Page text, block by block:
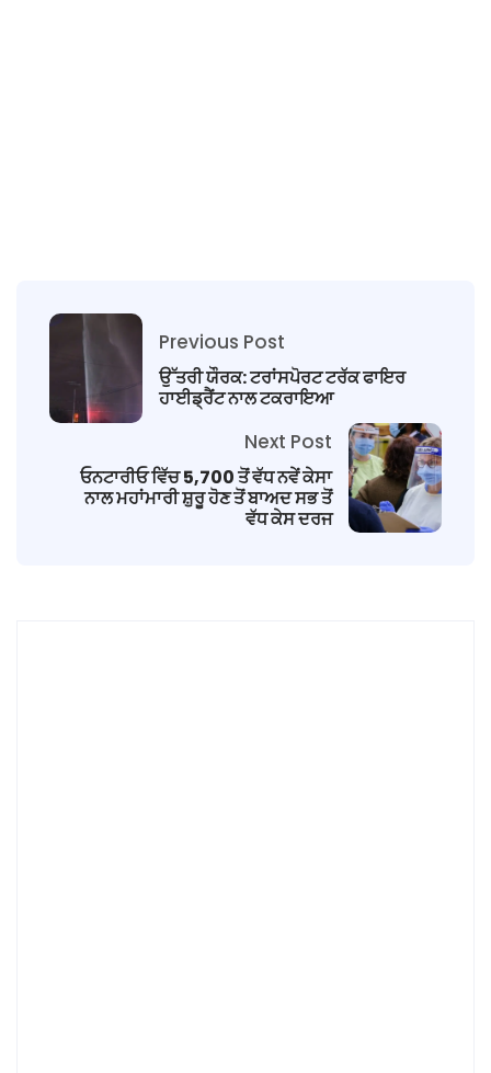
Previous Post
ਉੱਤਰੀ ਯੌਰਕ: ਟਰਾਂਸਪੋਰਟ ਟਰੱਕ ਫਾਇਰ
ਹਾਈਡ੍ਰੈਂਟ ਨਾਲ ਟਕਰਾਇਆ
Next Post
ਓਨਟਾਰੀਓ ਵਿੱਚ 5,700 ਤੋਂ ਵੱਧ ਨਵੇਂ ਕੇਸਾ
ਨਾਲ ਮਹਾਂਮਾਰੀ ਸ਼ੁਰੂ ਹੋਣ ਤੋਂ ਬਾਅਦ ਸਭ ਤੋਂ
ਵੱਧ ਕੇਸ ਦਰਜ